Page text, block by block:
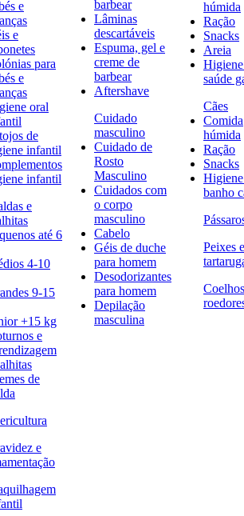
e
e
para
e
oral
de
infantil
infantil
e
até 6
4-10
9-15
+15 kg
e
de
e
barbear
Lâminas
descartáveis
Espuma, gel e
creme de
barbear
Aftershave
Cuidado
masculino
Cuidado de
Rosto
Masculino
Cuidados com
o corpo
masculino
Cabelo
Géis de duche
para homem
Desodorizantes
para homem
Depilação
masculina
húmida
Ração
Snacks
Areia
saúde
Cães
Comida
húmida
Ração
Snacks
banho
Peixes e